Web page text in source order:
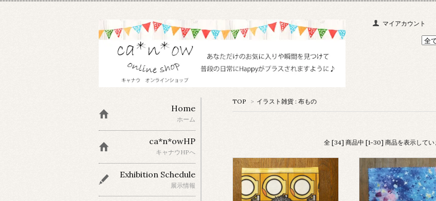
マイアカウント
TOP > イラスト雑貨 : 布もの
全 [34] 商品中 [1-30] 商品を表示してい
Home
ホーム
ca*n*owHP
キャナウHPへ
Exhibition Schedule
展示情報